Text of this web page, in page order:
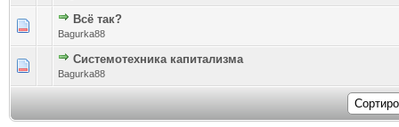
Всё так?
Bagurka88
Голосов: 0 - Средняя оценка: 0 из 5
Системотехника капитализма
Bagurka88
Голосов: 0 - Средняя оценка: 0 из 5
12 345